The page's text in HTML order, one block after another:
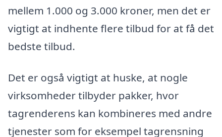
mellem 1.000 og 3.000 kroner, men det er
vigtigt at indhente flere tilbud for at få det
bedste tilbud.
Det er også vigtigt at huske, at nogle
virksomheder tilbyder pakker, hvor
tagrenderens kan kombineres med andre
tjenester som for eksempel tagrensning